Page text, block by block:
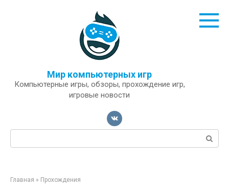
Мир компьютерных игр
Компьютерные игры, обзоры, прохождение игр,
игровые новости
Поиск:
Главная » Прохождения